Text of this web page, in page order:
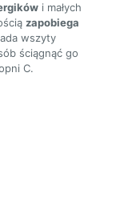
i małych
zapobiega
wszyty
ściągnąć go
C.